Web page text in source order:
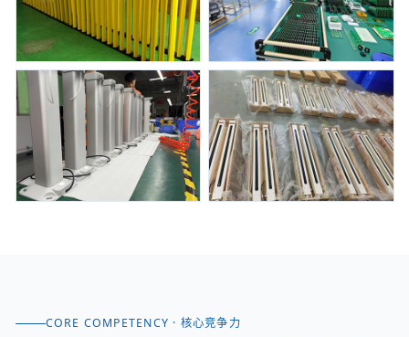
CORE COMPETENCY · 核心竞争力